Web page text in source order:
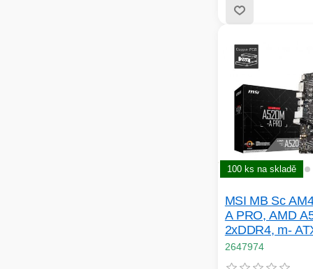
Express x16:2; PCI
x8:0; PCI Express
připojení:bez;
HDMI:1; VGA:0;
DisplayPort Type-
100 ks na skladě
MSI MB Sc
A PRO, AMD
2xDDR4, m-
2647974